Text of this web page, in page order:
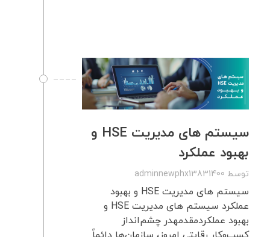
سیستم های مدیریت HSE و
بهبود عملکرد
توسط adminnewphx13831400
سیستم های مدیریت HSE و بهبود
عملکرد سیستم های مدیریت HSE و
بهبود عملکردمقدمهدر چشم‌انداز